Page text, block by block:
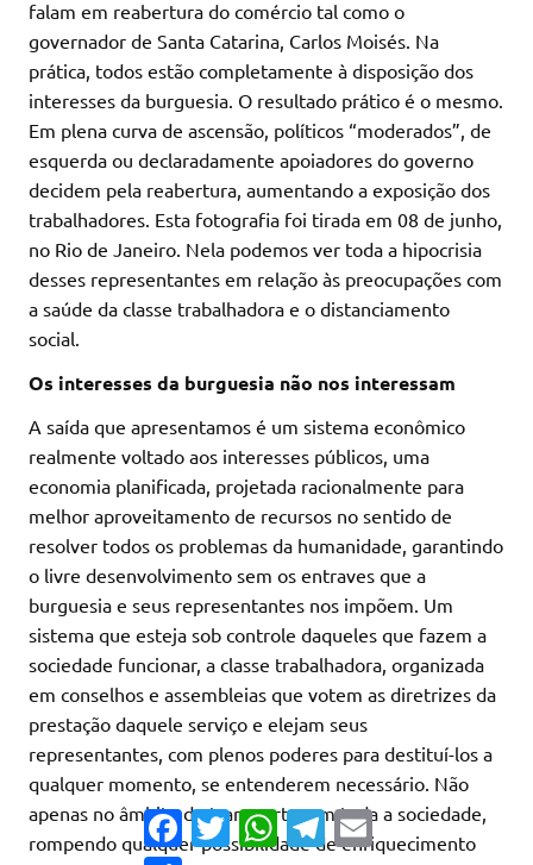
falam em reabertura do comércio tal como o
governador de Santa Catarina, Carlos Moisés. Na
prática, todos estão completamente à disposição dos
interesses da burguesia. O resultado prático é o mesmo.
Em plena curva de ascensão, políticos “moderados”, de
esquerda ou declaradamente apoiadores do governo
decidem pela reabertura, aumentando a exposição dos
trabalhadores. Esta fotografia foi tirada em 08 de junho,
no Rio de Janeiro. Nela podemos ver toda a hipocrisia
desses representantes em relação às preocupações com
a saúde da classe trabalhadora e o distanciamento
social.
Os interesses da burguesia não nos interessam
A saída que apresentamos é um sistema econômico
realmente voltado aos interesses públicos, uma
economia planificada, projetada racionalmente para
melhor aproveitamento de recursos no sentido de
resolver todos os problemas da humanidade, garantindo
o livre desenvolvimento sem os entraves que a
burguesia e seus representantes nos impõem. Um
sistema que esteja sob controle daqueles que fazem a
sociedade funcionar, a classe trabalhadora, organizada
em conselhos e assembleias que votem as diretrizes da
prestação daquele serviço e elejam seus
representantes, com plenos poderes para destituí-los a
qualquer momento, se entenderem necessário. Não
apenas no âmbito do transporte, em toda a sociedade,
rompendo qualquer possibilidade de enriquecimento
Facebook
TwitterWhatsAppTelegram
Email